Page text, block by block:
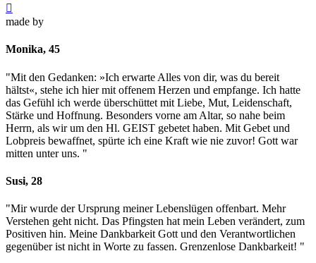

made by
Monika, 45
"Mit den Gedanken: »Ich erwarte Alles von dir, was du bereit
hältst«, stehe ich hier mit offenem Herzen und empfange. Ich hatte
das Gefühl ich werde überschüttet mit Liebe, Mut, Leidenschaft,
Stärke und Hoffnung. Besonders vorne am Altar, so nahe beim
Herrn, als wir um den Hl. GEIST gebetet haben. Mit Gebet und
Lobpreis bewaffnet, spürte ich eine Kraft wie nie zuvor! Gott war
mitten unter uns. "
Susi, 28
"Mir wurde der Ursprung meiner Lebenslügen offenbart. Mehr
Verstehen geht nicht. Das Pfingsten hat mein Leben verändert, zum
Positiven hin. Meine Dankbarkeit Gott und den Verantwortlichen
gegenüber ist nicht in Worte zu fassen. Grenzenlose Dankbarkeit! "